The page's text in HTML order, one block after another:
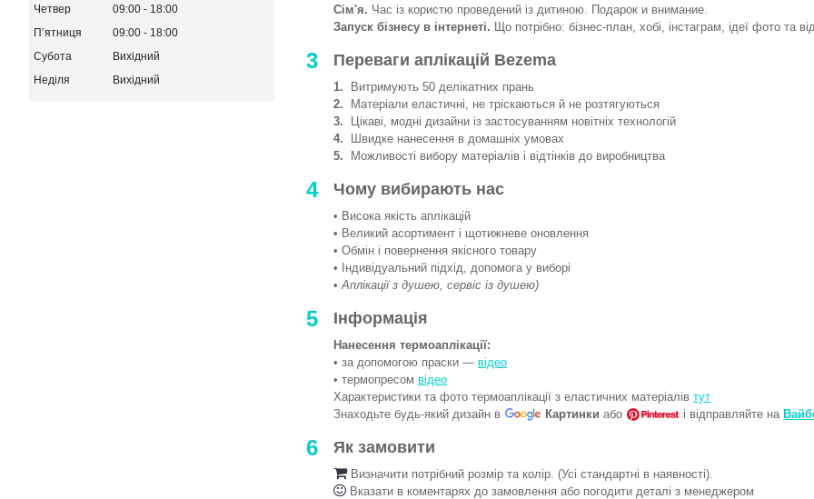
Сім'я. Час із користю проведений із дитиною. Подарок и внимание.
Запуск бізнесу в інтернеті. Що потрібно: бізнес-план, хобі, інстаграм, ідеї фото та
3 Переваги аплікацій Bezema
1. Витримують 50 делікатних прань
2. Матеріали еластичні, не тріскаються й не розтягуються
3. Цікаві, модні дизайни із застосуванням новітніх технологій
4. Швидке нанесення в домашніх умовах
5. Можливості вибору матеріалів і відтінків до виробництва
4 Чому вибирають нас
• Висока якість аплікацій
• Великий асортимент і щотижневе оновлення
• Обмін і повернення якісного товару
• Індивідуальний підхід, допомога у виборі
•Аплікації з душею, сервіс із душею)
5 Інформація
Нанесення термоаплікації:
• за допомогою праски — відео
• термопресом відео
Характеристики та фото термоаплікації з еластичних матеріалів тут
Знаходьте будь-який дизайн в
Картинки або і відправляйте на
6 Як замовити
Визначити потрібний розмір та колір. (Усі стандартні в наявності).
Вказати в коментарях до замовлення або погодити деталі з менеджером
Четвер
09:00
18:00
Пʼятниця
09:00
18:00
Субота
Вихідний
Неділя
Вихідний